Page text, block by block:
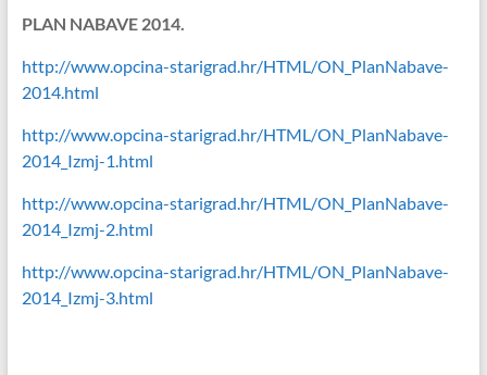
PLAN NABAVE 2014.
http://www.opcina-starigrad.hr/HTML/ON_PlanNabave-
2014.html
http://www.opcina-starigrad.hr/HTML/ON_PlanNabave-
2014_Izmj-1.html
http://www.opcina-starigrad.hr/HTML/ON_PlanNabave-
2014_Izmj-2.html
http://www.opcina-starigrad.hr/HTML/ON_PlanNabave-
2014_Izmj-3.html